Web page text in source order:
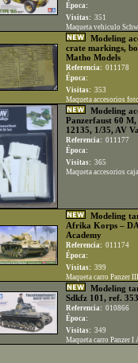
Época:
Visitas: 351
Maqueta vehiculo
Modeling
crate markings,
Matho Models
Referencia: 011178
Época:
Visitas: 353
Maqueta accesorios
Modeling
Panzerfaust 60
12135, 1/35, AV
Referencia: 011177
Época:
Visitas: 365
Maqueta accesorios
Modeling
Afrika Korps –
Academy
Referencia: 011174
Época:
Visitas: 399
Maqueta carro Panzer
Modeling
Sdkfz 101, ref.
Referencia: 010866
Época:
Visitas: 349
Maqueta carro Panzer